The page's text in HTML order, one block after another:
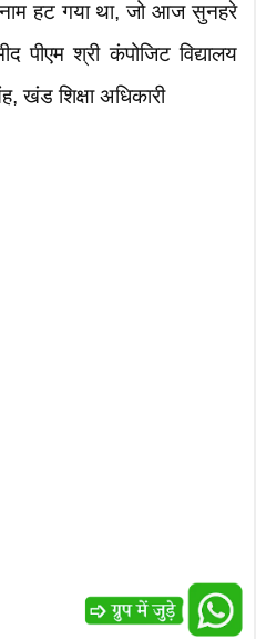
हट गया था, जो आज सुनहरे
पीएम श्री कंपोजिट विद्यालय
खंड शिक्षा अधिकारी